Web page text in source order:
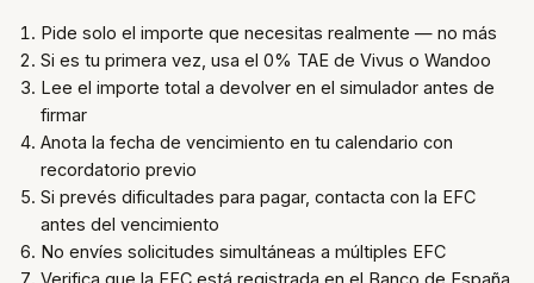
Pide solo el importe que necesitas realmente — no más
Si es tu primera vez, usa el 0% TAE de Vivus o Wandoo
Lee el importe total a devolver en el simulador antes de
firmar
Anota la fecha de vencimiento en tu calendario con
recordatorio previo
Si prevés dificultades para pagar, contacta con la EFC
antes del vencimiento
No envíes solicitudes simultáneas a múltiples EFC
Verifica que la EFC está registrada en el Banco de España